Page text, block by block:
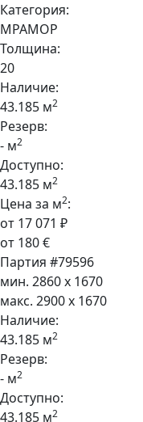
Категория:
МРАМОР
Толщина:
20
Наличие:
43.185 м2
Резерв:
- м2
Доступно:
43.185 м2
Цена за м2:
от 17 071 ₽
от 180 €
Партия #79596
мин. 2860 x 1670
макс. 2900 x 1670
Наличие:
43.185 м2
Резерв:
- м2
Доступно:
43.185 м2